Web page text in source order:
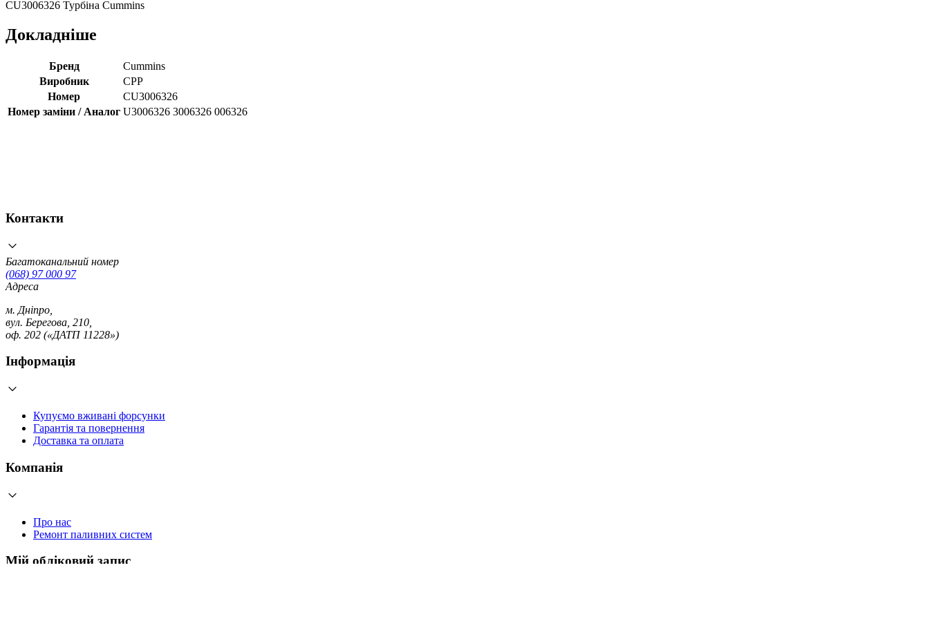
CU3006326 Турбіна Cummins
Докладніше
Бренд
Cummins
Виробник
CPP
Номер
CU3006326
Номер заміни / Аналог U3006326 3006326 006326
Контакти
Багатоканальний номер
(068) 97 000 97
Адреса
м. Дніпро,
вул. Берегова, 210,
оф. 202 («ДАТП 11228»)
Інформація
Купуємо вживані форсунки
Гарантія та повернення
Доставка та оплата
Компанія
Про нас
Ремонт паливних систем
Мій обліковий запис